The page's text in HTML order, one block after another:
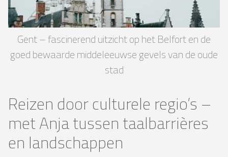
Gent – ​​fascinerend uitzicht op het Belfort en de
goed bewaarde middeleeuwse gevels van de oude
stad
Reizen door culturele regio’s –
met Anja tussen taalbarrières
en landschappen